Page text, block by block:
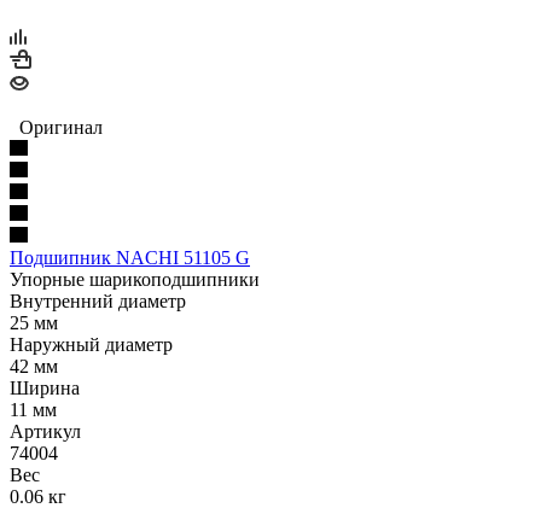
Оригинал
Подшипник NACHI 51105 G
Упорные шарикоподшипники
Внутренний диаметр
25 мм
Наружный диаметр
42 мм
Ширина
11 мм
Артикул
74004
Вес
0.06 кг